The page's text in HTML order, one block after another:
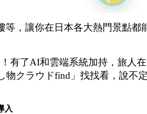
等，讓你在日本各大熱門景點都
有了AI和雲端系統加持，旅人
物クラウドfind」找找看，說不
入